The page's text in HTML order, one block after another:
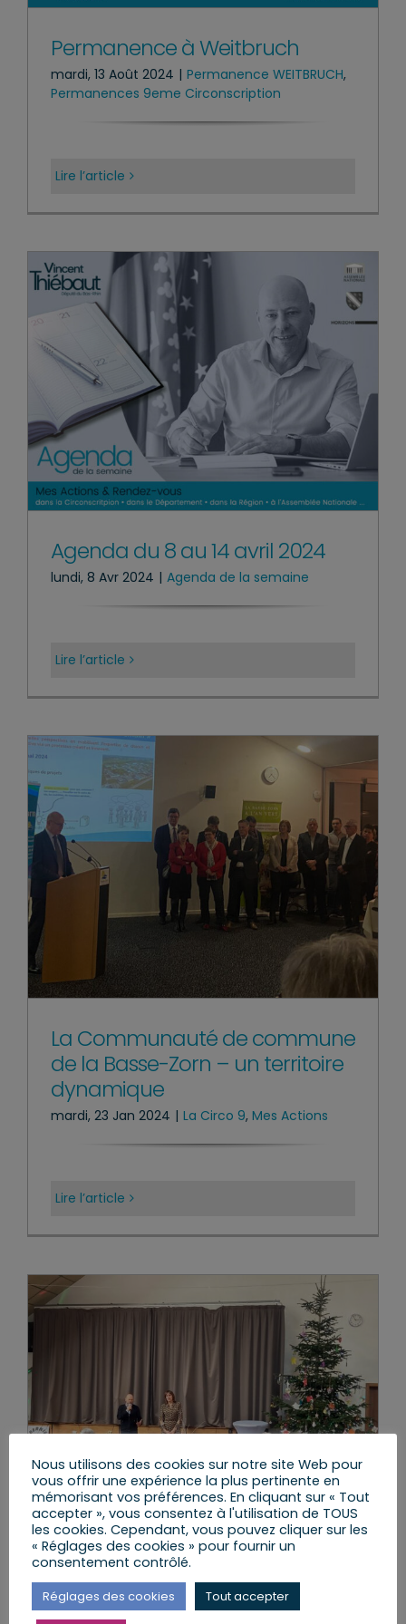
Permanence à Weitbruch
mardi, 13 Août 2024 | Permanence WEITBRUCH,
Permanences 9eme Circonscription
Lire l’article
Agenda du 8 au 14 avril 2024
lundi, 8 Avr 2024 | Agenda de la semaine
Lire l’article
La Communauté de commune
de la Basse-Zorn – un territoire
dynamique
mardi, 23 Jan 2024 | La Circo 9, Mes Actions
Lire l’article
Batzendorf,
Niederschaeffolsheim,
Nous utilisons des cookies sur notre site Web pour
vous offrir une expérience la plus pertinente en
mémorisant vos préférences. En cliquant sur « Tout
accepter », vous consentez à l'utilisation de TOUS
les cookies. Cependant, vous pouvez cliquer sur les
« Réglages des cookies » pour fournir un
consentement contrôlé.
Réglages des cookies Tout accepter